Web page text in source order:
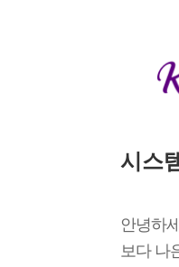
시스
안녕하
보다 나